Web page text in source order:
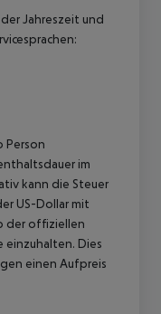
Jahreszeit und
Person
im
kann die Steuer
US-Dollar mit
der offiziellen
Dies
einen Aufpreis